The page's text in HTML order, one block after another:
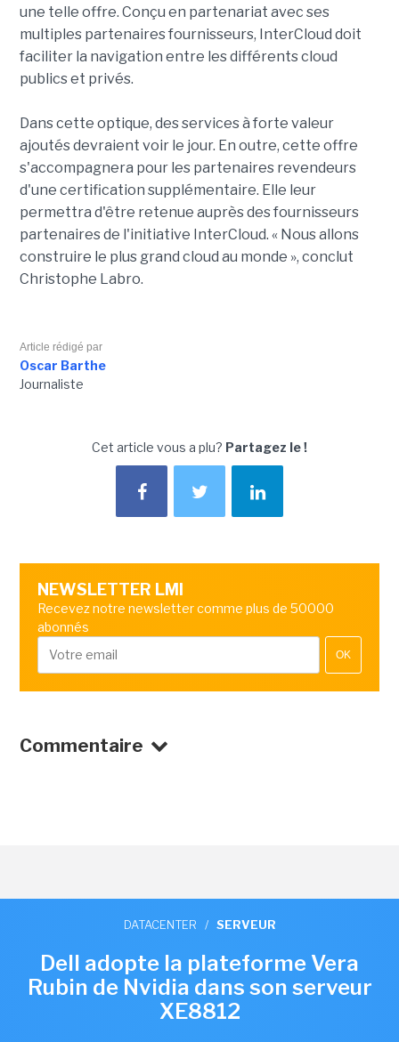
une telle offre. Conçu en partenariat avec ses
multiples partenaires fournisseurs, InterCloud doit
faciliter la navigation entre les différents cloud
publics et privés.
Dans cette optique, des services à forte valeur
ajoutés devraient voir le jour. En outre, cette offre
s'accompagnera pour les partenaires revendeurs
d'une certification supplémentaire. Elle leur
permettra d'être retenue auprès des fournisseurs
partenaires de l'initiative InterCloud. « Nous allons
construire le plus grand cloud au monde », conclut
Christophe Labro.
Article rédigé par
Oscar Barthe
Journaliste
Cet article vous a plu? Partagez le !
NEWSLETTER LMI
Recevez notre newsletter comme plus de 50000
abonnés
OK
Commentaire
DATACENTER / SERVEUR
Dell adopte la plateforme Vera
Rubin de Nvidia dans son serveur
XE8812